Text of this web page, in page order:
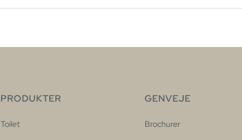
PRODUKTER
Toilet
GENVEJE
Brochurer